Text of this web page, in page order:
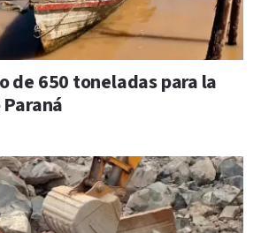
de 650 toneladas para la